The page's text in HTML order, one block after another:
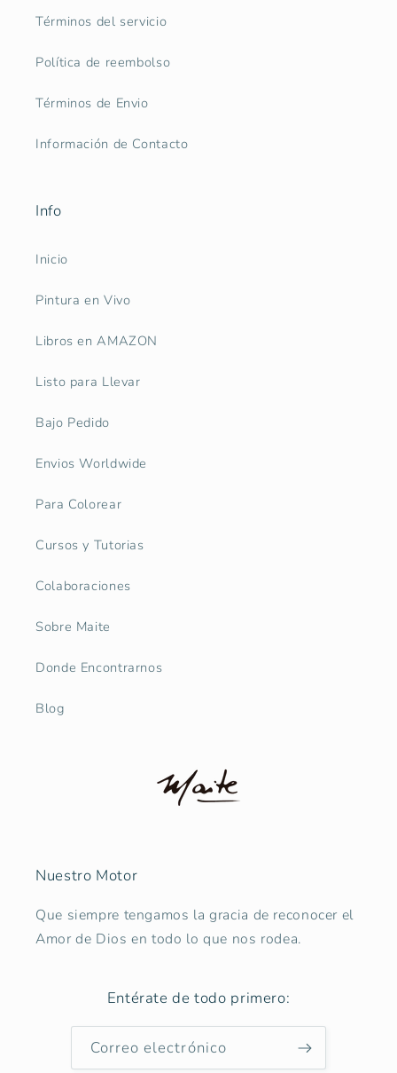
Términos del servicio
Política de reembolso
Términos de Envio
Información de Contacto
Info
Inicio
Pintura en Vivo
Libros en AMAZON
Listo para Llevar
Bajo Pedido
Envios Worldwide
Para Colorear
Cursos y Tutorias
Colaboraciones
Sobre Maite
Donde Encontrarnos
Blog
Nuestro Motor
Que siempre tengamos la gracia de reconocer el
Amor de Dios en todo lo que nos rodea.
Entérate de todo primero:
Correo electrónico